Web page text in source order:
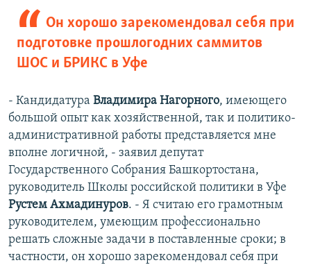
Он хорошо зарекомендовал себя при
подготовке прошлогодних саммитов
ШОС и БРИКС в Уфе
- Кандидатура Владимира Нагорного, имеющего
большой опыт как хозяйственной, так и политико-
административной работы представляется мне
вполне логичной, - заявил депутат
Государственного Собрания Башкортостана,
руководитель Школы российской политики в Уфе
Рустем Ахмадинуров. - Я считаю его грамотным
руководителем, умеющим профессионально
решать сложные задачи в поставленные сроки; в
частности, он хорошо зарекомендовал себя при